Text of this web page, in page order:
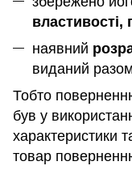
наявний
виданий
Тобто
був у
характеристики
товар